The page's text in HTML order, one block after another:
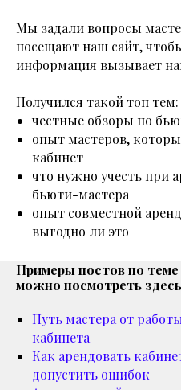
Мы задали вопросы
посещают наш сайт,
информация вызывает
Получился такой топ тем:
честные обзоры по
опыт мастеров,
кабинет
что нужно учесть при
бьюти-мастера
опыт совместной
выгодно ли это
Примеры постов по
можно посмотреть
Путь мастера от
кабинета
Как арендовать
допустить ошибок